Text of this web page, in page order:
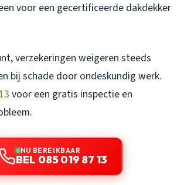
voor een gecertificeerde dakdekker
verzekeringen weigeren steeds
bij schade door ondeskundig werk.
voor een gratis inspectie en
NU BEREIKBAAR
BEL 085 019 87 13